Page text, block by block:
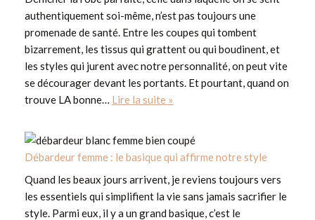
authentiquement soi-même, n’est pas toujours une
promenade de santé. Entre les coupes qui tombent
bizarrement, les tissus qui grattent ou qui boudinent, et
les styles qui jurent avec notre personnalité, on peut vite
se décourager devant les portants. Et pourtant, quand on
trouve LA bonne… Lire la suite »
Débardeur femme : le basique qui affirme notre style
Quand les beaux jours arrivent, je reviens toujours vers
les essentiels qui simplifient la vie sans jamais sacrifier le
style. Parmi eux, il y a un grand basique, c’est le